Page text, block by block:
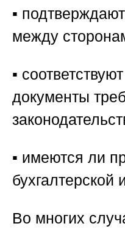
▪️
между
▪️
документы
▪️ имеются ли
Во многих